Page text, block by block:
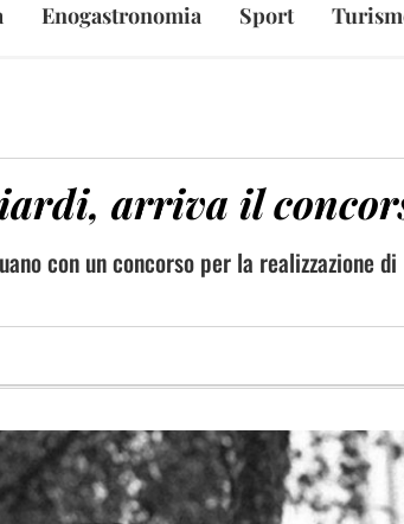
Enogastronomia Sport
arriva il
con un concorso per la realizzazione di